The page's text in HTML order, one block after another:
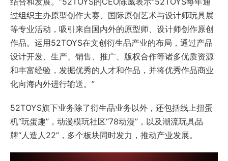
过组织主办原型创作大赛、国际原创艺术与设计师玩具展
等专业活动，吸引来自国内外的原型师、设计师创作原创
作品。运用52TOYS在文创衍生品产业的布局，通过产品
设计开发、生产、销售、推广、版权合作等诸多优质资源
和丰富经验，发掘优秀的人才和作品，并将优秀作品商业
化向海内外进行输送。”
52TOYS旗下业务除了衍生品业务以外，还包括线上扭蛋
机“玩蛋趣”，动漫模玩社区“78动漫”，以及潮流玩具品
牌“人造人22”，多个板块同时发力，推动产业发展。